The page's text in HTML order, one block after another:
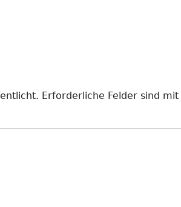
Erforderliche Felder sind mit